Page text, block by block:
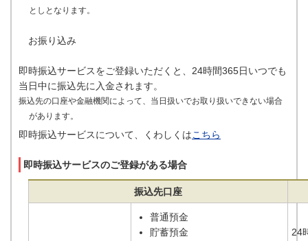
としとなります。
お振り込み
即時振込サービスをご登録いただくと、24時間365日いつでも
当日中に振込先に入金されます。
振込先の口座や金融機関によって、当日扱いでお取り扱いできない場合
があります。
即時振込サービスについて、くわしくはこちら
即時振込サービスのご登録がある場合
振込先口座
普通預金
貯蓄預金
24